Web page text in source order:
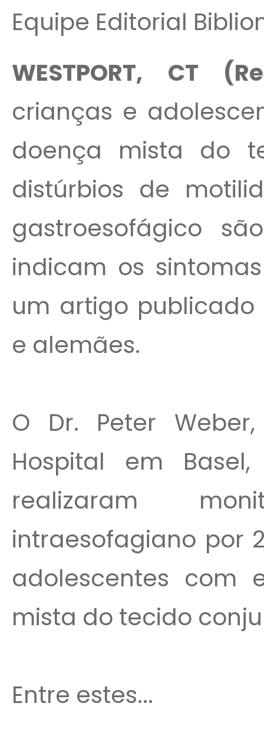
Equipe Editorial
WESTPORT, CT
crianças e
doença mista do
distúrbios de
gastroesofágico
indicam os
um artigo publicado
e alemães.
O Dr. Peter
Hospital em
realizaram
intraesofagiano por
adolescentes com
mista do tecido
Entre estes...